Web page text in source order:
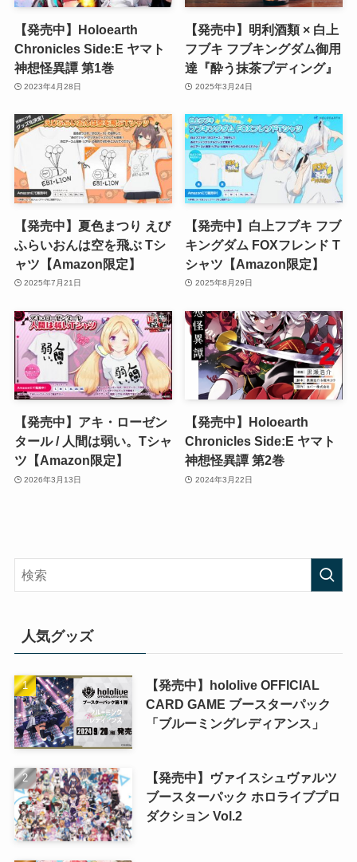
【発売中】Holoearth
Chronicles Side:E ヤマト
神想怪異譚 第1巻
2023年4月28日
【発売中】明利酒類 × 白上
フブキ フブキングダム御用
達『酔う抹茶プディング』
2025年3月24日
【発売中】夏色まつり えび
ふらいおんは空を飛ぶ Tシ
ャツ【Amazon限定】
2025年7月21日
【発売中】白上フブキ フブ
キングダム FOXフレンド T
シャツ【Amazon限定】
2025年8月29日
【発売中】アキ・ローゼン
タール / 人間は弱い。Tシャ
ツ【Amazon限定】
2026年3月13日
【発売中】Holoearth
Chronicles Side:E ヤマト
神想怪異譚 第2巻
2024年3月22日
人気グッズ
【発売中】hololive OFFICIAL
CARD GAME ブースターパック
「ブルーミングレディアンス」
【発売中】ヴァイスシュヴァルツ
ブースターパック ホロライブプロ
ダクション Vol.2